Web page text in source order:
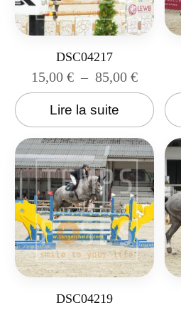
DSC04217
15,00 € – 85,00 €
Lire la suite
DSC04219